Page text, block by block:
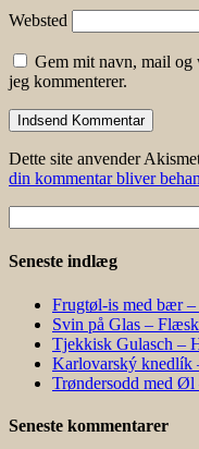
Websted
Gem mit navn, mail og
jeg kommenterer.
Dette site anvender
din kommentar bliver
efter:
Seneste indlæg
Frugtøl-is med bær –
Svin på Glas –
Tjekkisk Gulasch –
Karlovarský knedlík
Trøndersodd med
Seneste kommentarer